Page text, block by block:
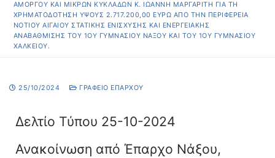
ΑΜΟΡΓΟΎ ΚΑΙ ΜΙΚΡΏΝ ΚΥΚΛΆΔΩΝ Κ. ΙΩΆΝΝΗ ΜΑΡΓΑΡΊΤΗ ΓΙΑ ΤΗ
ΧΡΗΜΑΤΟΔΌΤΗΣΗ ΎΨΟΥΣ 2.717.200,00 ΕΥΡΏ ΑΠΌ ΤΗΝ ΠΕΡΙΦΈΡΕΙΑ
ΝΟΤΊΟΥ ΑΙΓΑΊΟΥ ΣΤΑΤΙΚΉΣ ΕΝΊΣΧΥΣΗΣ ΚΑΙ ΕΝΕΡΓΕΙΑΚΉΣ
ΑΝΑΒΆΘΜΙΣΗΣ ΤΟΥ 1ΟΥ ΓΥΜΝΑΣΊΟΥ ΝΆΞΟΥ ΚΑΙ ΤΟΥ 1ΟΥ ΓΥΜΝΑΣΊΟΥ
ΧΑΛΚΕΊΟΥ.
25/10/2024 ΓΡΑΦΕΊΟ ΕΠΆΡΧΟΥ
Δελτίο Τύπου 25-10-2024
Ανακοίνωση από Έπαρχο Νάξου,